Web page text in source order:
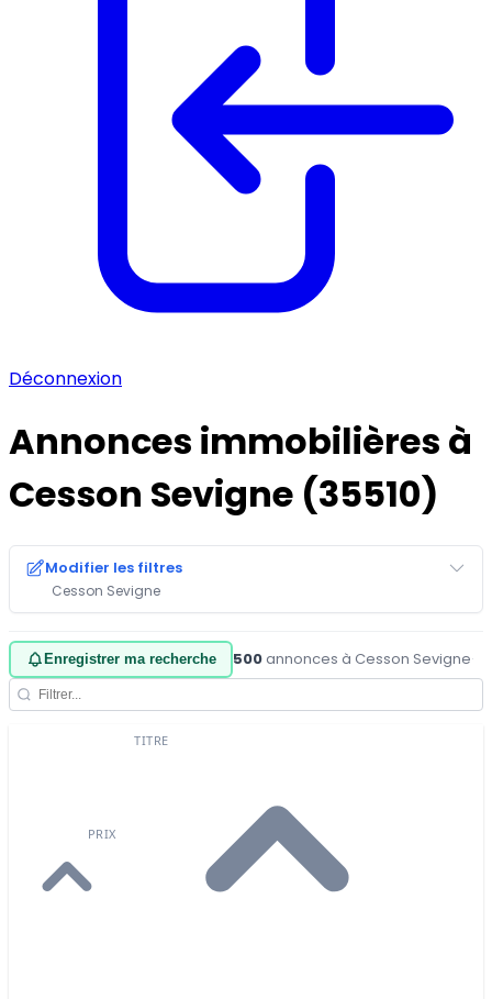
Déconnexion
Annonces immobilières à
Cesson Sevigne (35510)
Modifier les filtres
Cesson Sevigne
Enregistrer ma recherche 500annonces à Cesson Sevigne·
PRIX
TITRE